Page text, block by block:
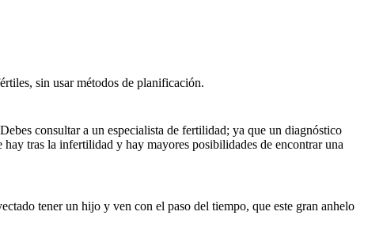
sin usar métodos de planificación.
consultar a un especialista de fertilidad; ya que un diagnóstico
tras la infertilidad y hay mayores posibilidades de encontrar una
tener un hijo y ven con el paso del tiempo, que este gran anhelo